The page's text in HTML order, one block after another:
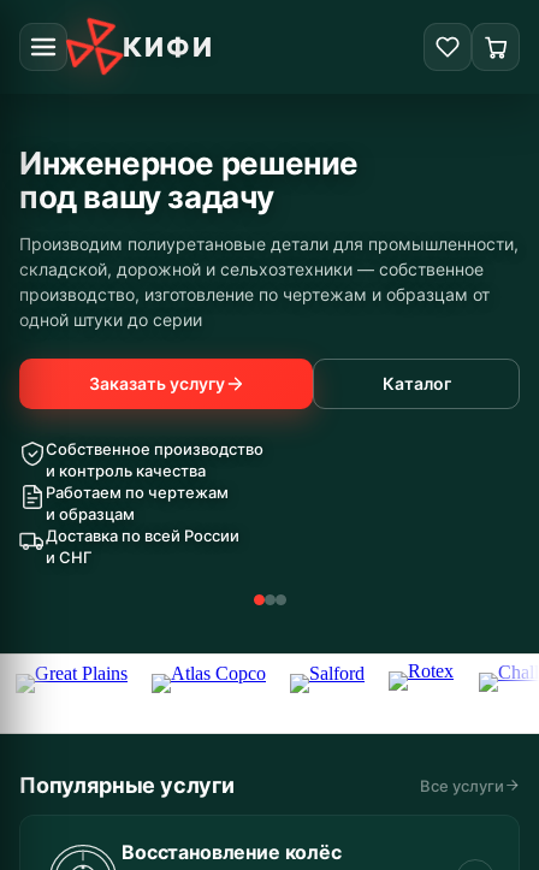
КИФИ
Импортозамещение
и аналоги под заказ
Полные аналоги деталей для John Deere, Case IH, New
Holland, Caterpillar. Реверс-инжиниринг с 3D-
сканированием — служат дольше оригинала и экономят на
дорогих импортных запчастях
Заказать услугу Каталог
Собственное производство
и контроль качества
Работаем по чертежам
и образцам
Доставка по всей России
и СНГ
Популярные услуги Все услуги
Восстановление колёс